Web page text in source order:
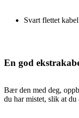
Svart flettet kabel
En god
Bær den med deg,
du har mistet, slik at